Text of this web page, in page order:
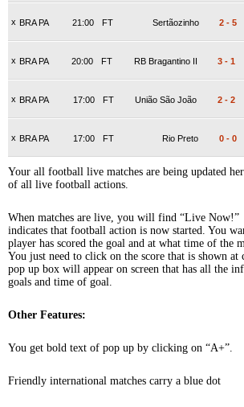
x BRA PA FT
21:00 Sertãozinho 2 - 5
x BRA PA FT
20:00 RB Bragantino II 3 - 1
x BRA PA FT
17:00 União São João 2 - 2
x BRA PA FT
17:00 Rio Preto 0 - 0
Your all football live matches are being updated
of all live football actions.
When matches are live, you will find “Live Now!”
indicates that football action is now started. You
player has scored the goal and at what time of the
You just need to click on the score that is shown at
pop up box will appear on screen that has all the
goals and time of goal.
Other Features:
You get bold text of pop up by clicking on “A+”.
Friendly international matches carry a blue dot